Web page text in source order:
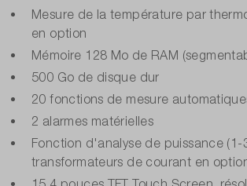
Mesure de la température par
en option
Mémoire 128 Mo de RAM
500 Go de disque dur
20 fonctions de mesure
2 alarmes matérielles
Fonction d'analyse de puissance (1-
transformateurs de courant en